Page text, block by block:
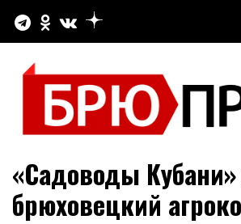
содержимому
БРЮПРЕСС
Официальный сайт газеты
«Садоводы
брюховецкий